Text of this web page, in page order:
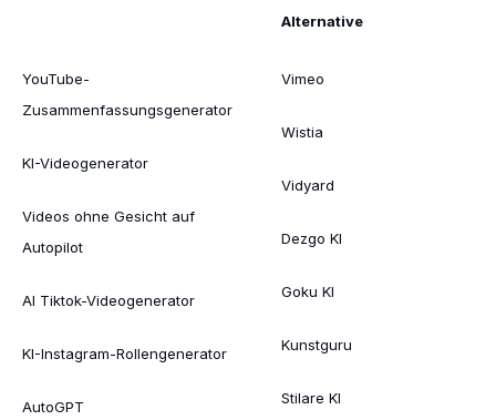
YouTube-
Zusammenfassungsgenerator
KI-Videogenerator
Videos ohne Gesicht auf
Autopilot
AI Tiktok-Videogenerator
KI-Instagram-Rollengenerator
AutoGPT
Alternative
Vimeo
Wistia
Vidyard
Dezgo KI
Goku KI
Kunstguru
Stilare KI